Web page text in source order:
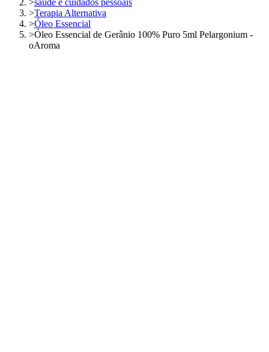
>saúde e cuidados pessoais
>Terapia Alternativa
>Óleo Essencial
>Óleo Essencial de Gerânio 100% Puro 5ml Pelargonium -
oAroma